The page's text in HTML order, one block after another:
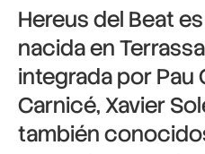
Hereus del Beat
nacida en
integrada por Pau
Carnicé, Xavier
también